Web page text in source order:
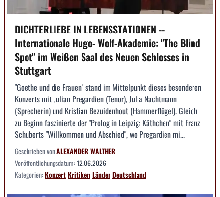
DICHTERLIEBE IN LEBENSSTATIONEN --
Internationale Hugo- Wolf-Akademie: "The Blind
Spot" im Weißen Saal des Neuen Schlosses in
Stuttgart
"Goethe und die Frauen" stand im Mittelpunkt dieses besonderen
Konzerts mit Julian Pregardien (Tenor), Julia Nachtmann
(Sprecherin) und Kristian Bezuidenhout (Hammerflügel). Gleich
zu Beginn faszinierte der "Prolog in Leipzig: Käthchen" mit Franz
Schuberts "Willkommen und Abschied", wo Pregardien mi...
Geschrieben vonALEXANDER WALTHER
Veröffentlichungsdatum:12.06.2026
Kategorien:KonzertKritikenLänderDeutschland